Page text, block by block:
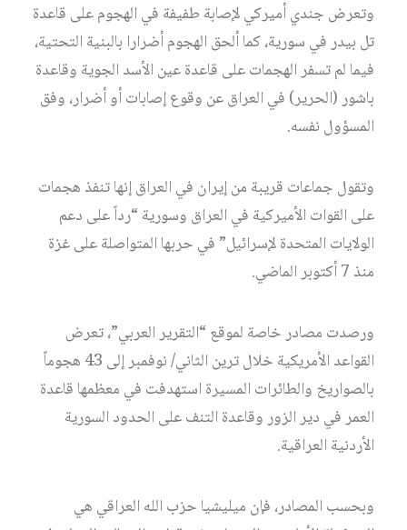
وتعرض جندي أميركي لإصابة طفيفة في الهجوم على قاعدة
تل بيدر في سورية، كما ألحق الهجوم أضرارا بالبنية التحتية،
فيما لم تسفر الهجمات على قاعدة عين الأسد الجوية وقاعدة
باشور (الحرير) في العراق عن وقوع إصابات أو أضرار، وفق
المسؤول نفسه.
وتقول جماعات قريبة من إيران في العراق إنها تنفذ هجمات
على القوات الأميركية في العراق وسورية “رداً على دعم
الولايات المتحدة لإسرائيل” في حربها المتواصلة على غزة
منذ 7 أكتوبر الماضي.
ورصدت مصادر خاصة لموقع “التقرير العربي”، تعرض
القواعد الأمريكية خلال ترين الثاني/ نوفمبر إلى 43 هجوماً
بالصواريخ والطائرات المسيرة استهدفت في معظمها قاعدة
العمر في دير الزور وقاعدة التنف على الحدود السورية
الأردنية العراقية.
وبحسب المصادر، فإن ميليشيا حزب الله العراقي هي